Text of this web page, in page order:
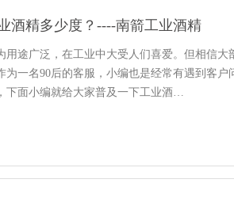
酒精多少度？----南箭工业酒精
用途广泛，在工业中大受人们喜爱。但相信大
为一名90后的客服，小编也是经常有遇到客户
下面小编就给大家普及一下工业酒…